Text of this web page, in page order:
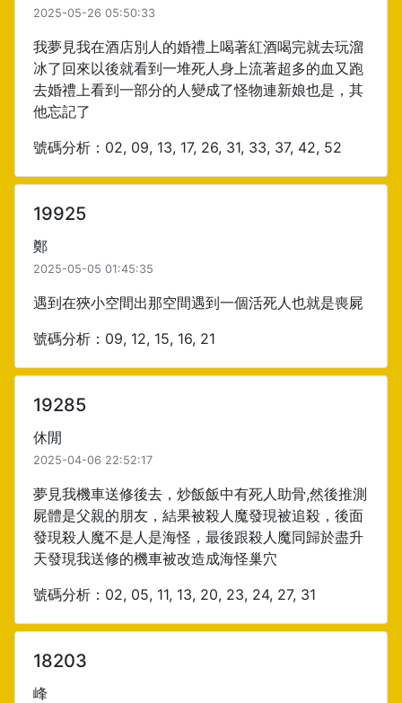
2025-05-26 05:50:33
我夢見我在酒店別人的婚禮上喝著紅酒喝完就去玩溜
冰了回來以後就看到一堆死人身上流著超多的血又跑
去婚禮上看到一部分的人變成了怪物連新娘也是，其
他忘記了
號碼分析：02, 09, 13, 17, 26, 31, 33, 37, 42, 52
19925
鄭
2025-05-05 01:45:35
遇到在狹小空間出那空間遇到一個活死人也就是喪屍
號碼分析：09, 12, 15, 16, 21
19285
休閒
2025-04-06 22:52:17
夢見我機車送修後去，炒飯飯中有死人助骨,然後推測
屍體是父親的朋友，結果被殺人魔發現被追殺，後面
發現殺人魔不是人是海怪，最後跟殺人魔同歸於盡升
天發現我送修的機車被改造成海怪巢穴
號碼分析：02, 05, 11, 13, 20, 23, 24, 27, 31
18203
峰